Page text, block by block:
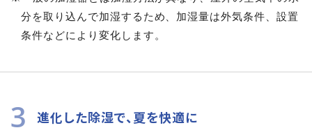
分を取り込んで加湿するため、加湿量は外気条件、設置
条件などにより変化します。
3 進化した除湿で、夏を快適に